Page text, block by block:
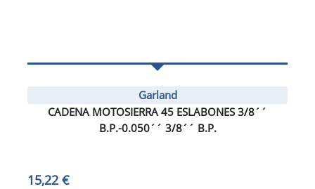
Garland
CADENA MOTOSIERRA 45 ESLABONES 3/8´´
B.P.-0.050´´ 3/8´´ B.P.
15,22 €